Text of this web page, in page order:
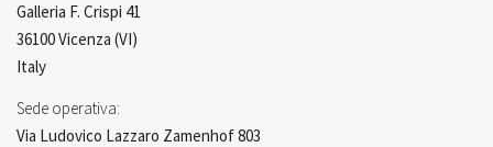
Galleria F. Crispi 41
36100 Vicenza (VI)
Italy
Sede operativa:
Via Ludovico Lazzaro Zamenhof 803